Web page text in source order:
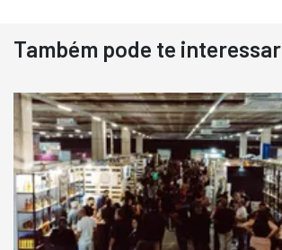
Destaque
Usado
Pá Carregadeira Cat 966
Ano 1987
Londrina
R$ 145.000
Também pode te interessar